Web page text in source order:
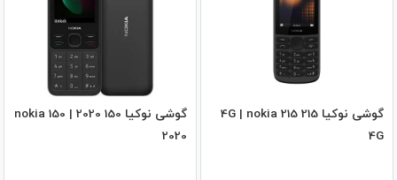
گوشی نوکیا 215 4G | nokia 215
4G
گوشی نوکیا 150 2020 | nokia 150
2020